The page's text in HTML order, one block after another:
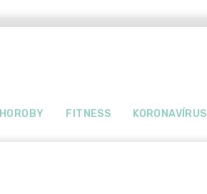
FITNESS KORONAVÍRUS